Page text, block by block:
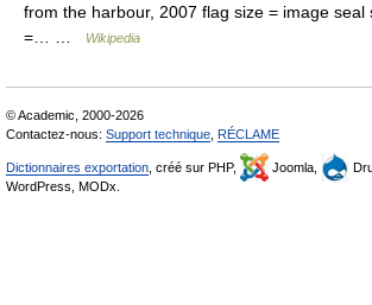
from the harbour, 2007 flag size = image seal
=… …
Wikipedia
© Academic, 2000-2026
Contactez-nous: Support technique RÉCLAME
Dictionnaires exportation , créé sur PHP, Joomla,
WordPress, MODx.